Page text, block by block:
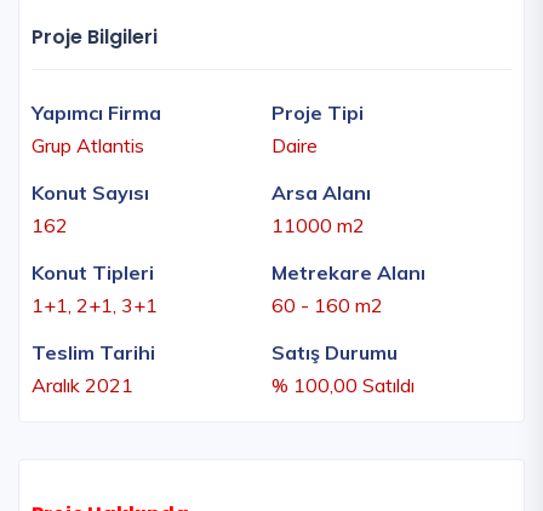
Proje Bilgileri
Yapımcı Firma
Grup Atlantis
Proje Tipi
Daire
Konut Sayısı
162
Arsa Alanı
11000 m2
Konut Tipleri
1+1, 2+1, 3+1
Metrekare Alanı
60 - 160 m2
Teslim Tarihi
Aralık 2021
Satış Durumu
% 100,00 Satıldı